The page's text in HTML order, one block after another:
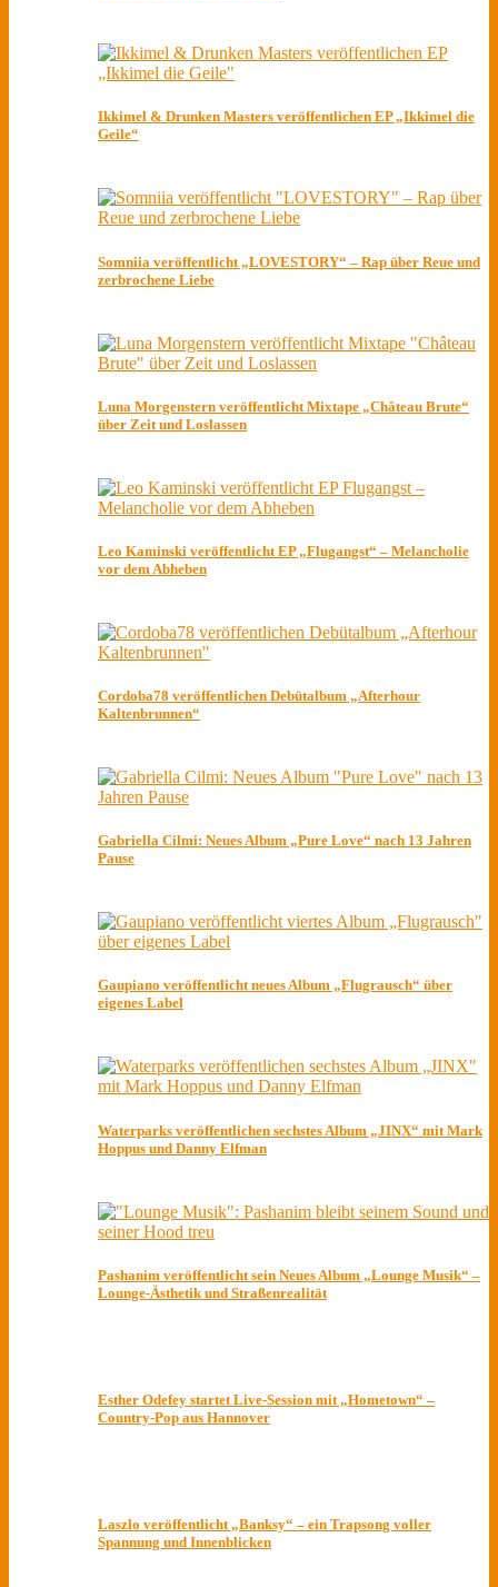
Ikkimel & Drunken Masters veröffentlichen EP „Ikkimel die
Geile“
Somniia veröffentlicht „LOVESTORY“ – Rap über Reue und
zerbrochene Liebe
Luna Morgenstern veröffentlicht Mixtape „Château Brute“
über Zeit und Loslassen
Leo Kaminski veröffentlicht EP „Flugangst“ – Melancholie
vor dem Abheben
Cordoba78 veröffentlichen Debütalbum „Afterhour
Kaltenbrunnen“
Gabriella Cilmi: Neues Album „Pure Love“ nach 13 Jahren
Pause
Gaupiano veröffentlicht neues Album „Flugrausch“ über
eigenes Label
Waterparks veröffentlichen sechstes Album „JINX“ mit Mark
Hoppus und Danny Elfman
Pashanim veröffentlicht sein Neues Album „Lounge Musik“ –
Lounge-Ästhetik und Straßenrealität
Esther Odefey startet Live-Session mit „Hometown“ –
Country-Pop aus Hannover
Laszlo veröffentlicht „Banksy“ – ein Trapsong voller
Spannung und Innenblicken